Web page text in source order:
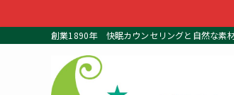
創業1890年 快眠カウンセリングと自然な素